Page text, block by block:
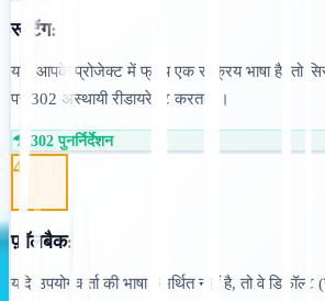
रूटिंग:
यदि आपके प्रोजेक्ट में फ्रेंच एक सक्रिय भाषा है, तो
पर 302 अस्थायी रीडायरेक्ट करता है।
☂ 302 पुनर्निर्देशन
4
फ़ॉलबैक:
यदि उपयोगकर्ता की भाषा समर्थित नहीं है, तो वे